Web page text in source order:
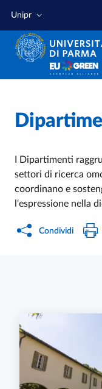
Unipr
Home /
I Dipartimenti
settori di ricerca
coordinano e
l'espressione nella
Condividi